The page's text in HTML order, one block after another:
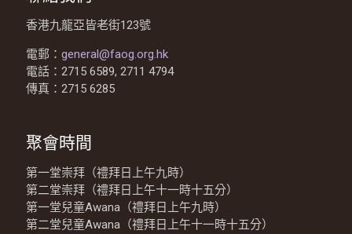
香港九龍亞皆老街123號
電郵： general@faog.org.hk
電話：2715 6589, 2711 4794
傳真：2715 6285
聚會時間
第一堂崇拜（禮拜日上午九時）
第二堂崇拜（禮拜日上午十一時十五分）
第一堂兒童Awana（禮拜日上午九時）
第二堂兒童Awana（禮拜日上午十一時十五分）